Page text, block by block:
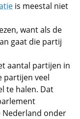
is meestal niet
want als de
gaat die partij
aantal partijen in
partijen veel
te halen. Dat
Nederland onder